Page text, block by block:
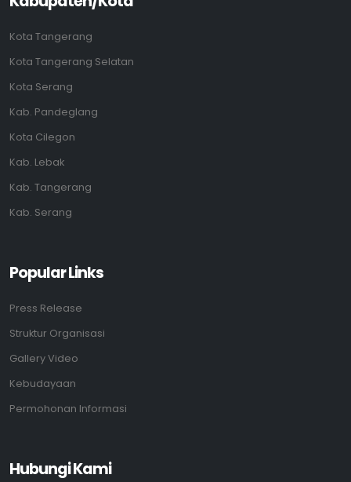
Kota Tangerang
Kota Tangerang Selatan
Kota Serang
Kab. Pandeglang
Kota Cilegon
Kab. Lebak
Kab. Tangerang
Kab. Serang
Popular Links
Press Release
Struktur Organisasi
Gallery Video
Kebudayaan
Permohonan Informasi
Hubungi Kami